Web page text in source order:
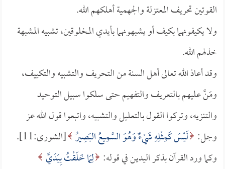
القوتين تحريف المعتزلة والجهمية أهلكهم الله.
ولا يكيفونهما بكيف أو يشبهونهما بأيدي المخلوقين، تشبيه المشبهة
خذلهم الله.
وقد أعاذ الله تعالى أهل السنة من التحريف والتشبيه والتكييف،
ومَنَّ عليهم بالتعريف والتفهيم حتى سلكوا سبيل التوحيد
والتنزيه، وتركوا القول بالتعليل والتشبيه، واتبعوا قول الله عز
وجل: لَيْسَ كَمِثْلِهِ شَيْءٌ وَهُوَ السَّمِيعُ البَصِيرُ [الشورى:11].
وكما ورد القرآن بذكر اليدين في قوله: لِمَا خَلَقْتُ بِيَدَيَّ